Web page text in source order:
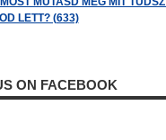
LETT? (633)
ON FACEBOOK